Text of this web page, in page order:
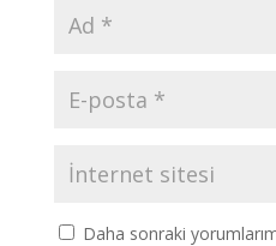
Daha sonraki